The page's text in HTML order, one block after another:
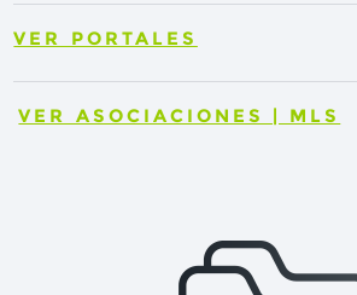
VER PORTALES
VER ASOCIACIONES | MLS